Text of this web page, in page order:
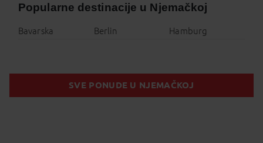
Popularne destinacije u Njemačkoj
Bavarska Berlin Hamburg
SVE PONUDE U NJEMAČKOJ